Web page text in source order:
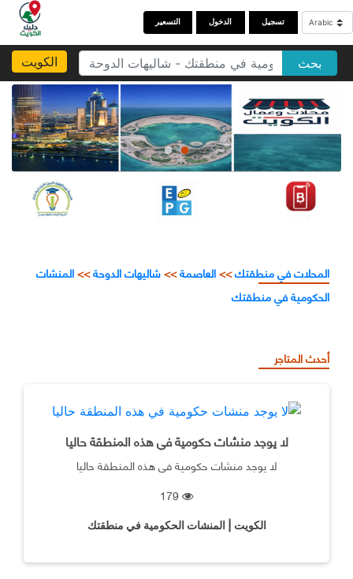
التسعير الدخول تسجيل
الكويت بحث
المحلات في منطقتك>>العاصمة>>شاليهات الدوحة>>المنشات
الحكومية في منطقتك
أحدث المتاجر
لا يوجد منشات حكومية في هذه المنطقة حاليا
لا يوجد منشات حكومية في هذه المنطقة حاليا
الكويت | المنشات الحكومية في منطقتك